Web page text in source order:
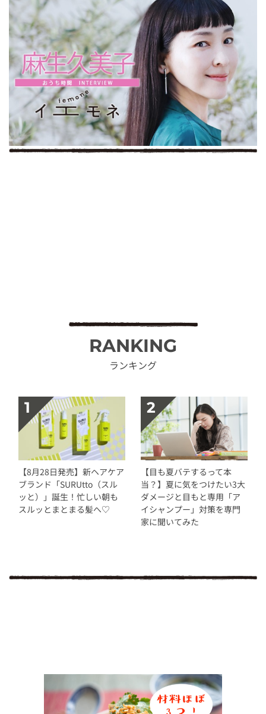
RANKING
ランキング
【8月28日発売】新ヘアケア
ブランド「SURUtto（スル
ッと）」誕生！忙しい朝も
スルッとまとまる髪へ♡
【目も夏バテするって本
当？】夏に気をつけたい3大
ダメージと目もと専用「ア
イシャンプー」対策を専門
家に聞いてみた